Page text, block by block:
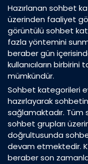
Hazırlanan sohbet
üzerinden faaliyet
görüntülü sohbet
fazla yöntemini
beraber gün
kullanıcıların
mümkündür.
Sohbet kategorileri
hazırlayarak
sağlamaktadır. Tüm
sohbet grupları
doğrultusunda
devam etmektedir.
beraber son